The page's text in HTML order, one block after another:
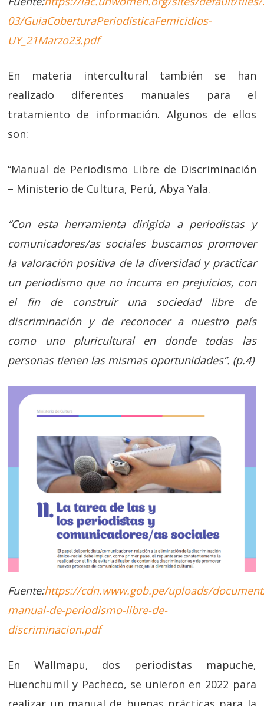
03/GuiaCoberturaPeriodísticaFemicidios-
UY_21Marzo23.pdf
En materia intercultural también se han
realizado diferentes manuales para el
tratamiento de información. Algunos de ellos
son:
“Manual de Periodismo Libre de Discriminación
– Ministerio de Cultura, Perú, Abya Yala.
“Con esta herramienta dirigida a periodistas y
comunicadores/as sociales buscamos promover
la valoración positiva de la diversidad y practicar
un periodismo que no incurra en prejuicios, con
el fin de construir una sociedad libre de
discriminación y de reconocer a nuestro país
como uno pluricultural en donde todas las
personas tienen las mismas oportunidades”. (p.4)
Fuente:https://cdn.www.gob.pe/uploads/
manual-de-periodismo-libre-de-
discriminacion.pdf
En Wallmapu, dos periodistas mapuche,
Huenchumil y Pacheco, se unieron en 2022 para